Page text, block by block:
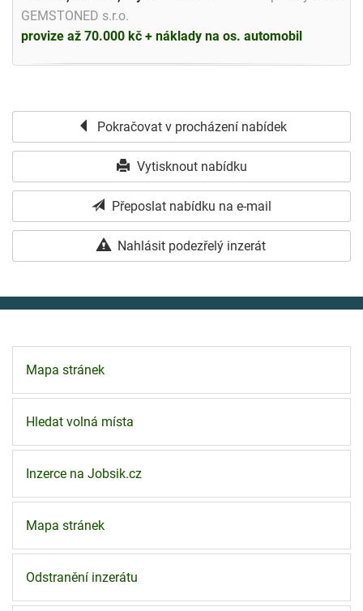
GEMSTONED s.r.o.
provize až 70.000 kč + náklady na os. automobil
Pokračovat v procházení nabídek
Vytisknout nabídku
Přeposlat nabídku na e-mail
Nahlásit podezřelý inzerát
Mapa stránek
Hledat volná místa
Inzerce na Jobsik.cz
Mapa stránek
Odstranění inzerátu